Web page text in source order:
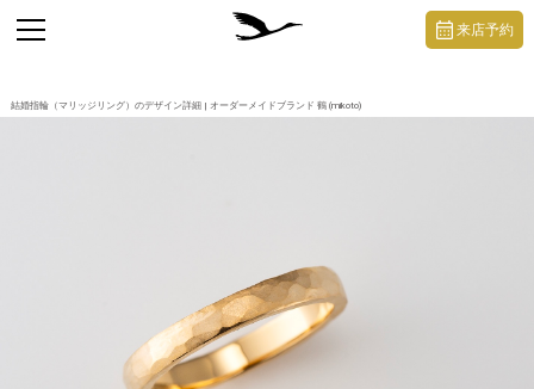
結婚指輪（マリッジリング）のデザイン詳細 | オーダーメイドブランド 鶴 (mikoto)
toggle
navigation
来店予約